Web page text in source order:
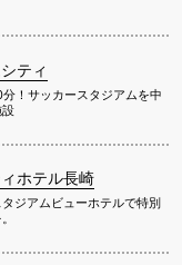
ティ
！サッカースタジアムを中
ホテル長崎
ジアムビューホテルで特別